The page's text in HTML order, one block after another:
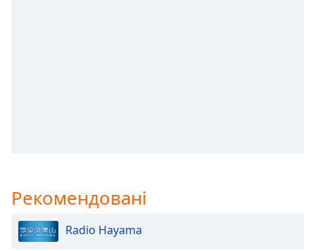
Fullscreen
ThisРекомендовані
Radio Hayama